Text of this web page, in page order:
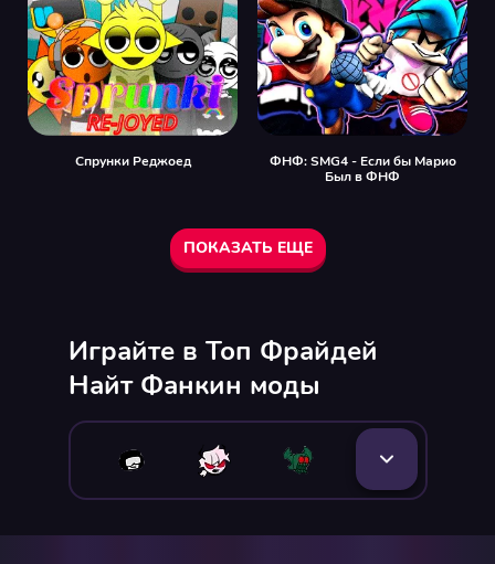
Спрунки Реджоед
ФНФ: SMG4 - Если бы Марио
Был в ФНФ
ПОКАЗАТЬ ЕЩЕ
Играйте в Топ Фрайдей
Найт Фанкин моды